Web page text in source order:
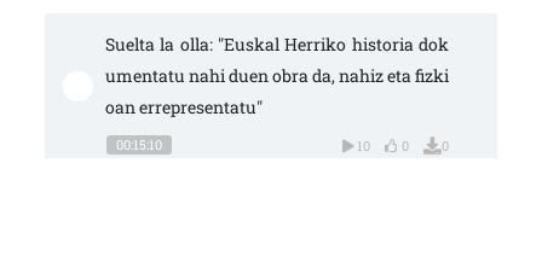
Suelta la olla: "Euskal Herriko historia dok
umentatu nahi duen obra da, nahiz eta fizki
oan errepresentatu"
00:15:10 10 0 0